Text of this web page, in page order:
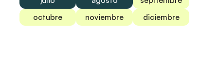
octubre
noviembre diciembre